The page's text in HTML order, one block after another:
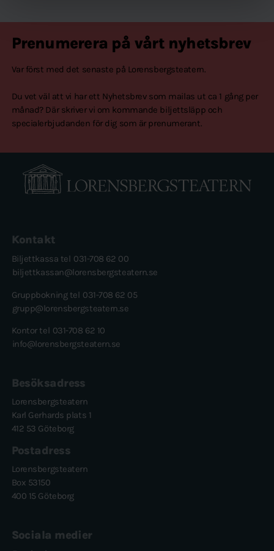
Prenumerera på vårt nyhetsbrev
Var först med det senaste på Lorensbergsteatern.
Du vet väl att vi har ett Nyhetsbrev som mailas ut ca 1 gång per
månad? Där skriver vi om kommande biljettsläpp och
specialerbjudanden för dig som är prenumerant.
Kontakt
Biljettkassa tel 031-708 62 00
biljettkassan@lorensbergsteatern.se
Gruppbokning tel 031-708 62 05
grupp@lorensbergsteatern.se
Kontor tel 031-708 62 10
info@lorensbergsteatern.se
Besöksadress
Lorensbergsteatern
Karl Gerhards plats 1
412 53 Göteborg
Postadress
Lorensbergsteatern
Box 53150
400 15 Göteborg
Sociala medier